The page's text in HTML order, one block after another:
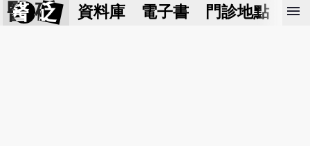
醫 砭 資料庫 電子書 門診地點 預
menu